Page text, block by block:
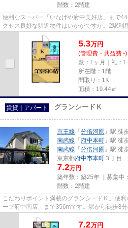
階数：2階建
便利なスーパー「いなげや府中美好店」まで
クセス良好な駅近物件はいかがですか。2駅利
物件はアパートです。多種多様...
5.3万円
(管理費・共益費 -)
敷：1ヶ月｜礼：1
所在階：1階
間取り：1K
面積：19.44㎡
賃貸｜アパート グランシードＫ
京王線 「 分倍河原 」駅 徒
南武線 「 府中本町 」駅 徒
南武線 「 分倍河原 」駅 徒
東京都府中市本町 ３丁目
7.2万円
築年数：築25年 ｜募集中：
階数：2階建
こだわりポイント満載のグランシードＫ。便
ープ府中南店」まで356mです。駅から徒歩8
7.2万円